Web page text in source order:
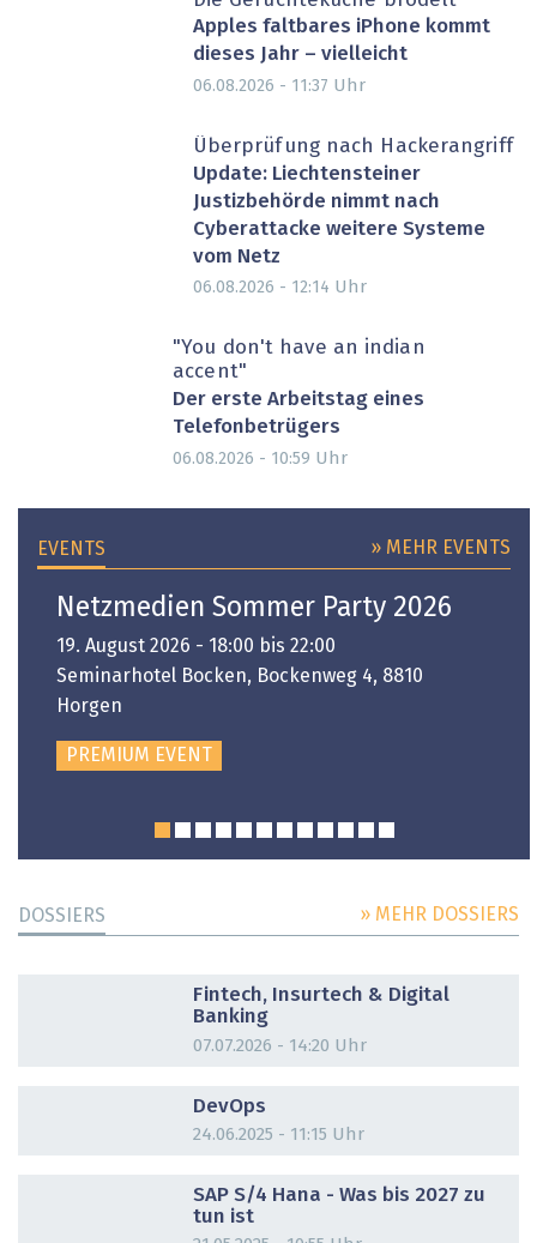
Apples faltbares iPhone kommt
dieses Jahr – vielleicht
06.08.2026 - 11:37 Uhr
Überprüfung nach Hackerangriff
Update: Liechtensteiner
Justizbehörde nimmt nach
Cyberattacke weitere Systeme
vom Netz
06.08.2026 - 12:14 Uhr
"You don't have an indian
accent"
Der erste Arbeitstag eines
Telefonbetrügers
06.08.2026 - 10:59 Uhr
EVENTS » MEHR EVENTS
Netzmedien Sommer Party 2026
19. August 2026 - 18:00 bis 22:00
Seminarhotel Bocken, Bockenweg 4, 8810
Horgen
PREMIUM EVENT
DOSSIERS » MEHR DOSSIERS
Fintech, Insurtech & Digital
Banking
07.07.2026 - 14:20 Uhr
DevOps
24.06.2025 - 11:15 Uhr
SAP S/4 Hana - Was bis 2027 zu
tun ist